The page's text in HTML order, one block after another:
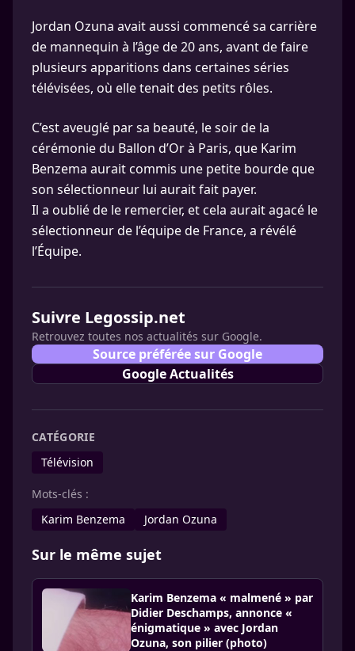
Jordan Ozuna avait aussi commencé sa carrière
de mannequin à l’âge de 20 ans, avant de faire
plusieurs apparitions dans certaines séries
télévisées, où elle tenait des petits rôles.
C’est aveuglé par sa beauté, le soir de la
cérémonie du Ballon d’Or à Paris, que Karim
Benzema aurait commis une petite bourde que
son sélectionneur lui aurait fait payer.
Il a oublié de le remercier, et cela aurait agacé le
sélectionneur de l’équipe de France, a révélé
l’Équipe.
Suivre Legossip.net
Retrouvez toutes nos actualités sur Google.
Source préférée sur Google
Google Actualités
CATÉGORIE
Télévision
Mots-clés :
Karim Benzema
Jordan Ozuna
Sur le même sujet
Karim Benzema « malmené » par
Didier Deschamps, annonce «
énigmatique » avec Jordan
Ozuna, son pilier (photo)